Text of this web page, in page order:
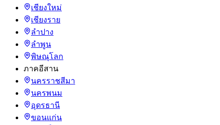
เชียงใหม่
เชียงราย
ลำปาง
ลำพูน
พิษณุโลก
ภาคอีสาน
นครราชสีมา
นครพนม
อุดรธานี
ขอนแก่น